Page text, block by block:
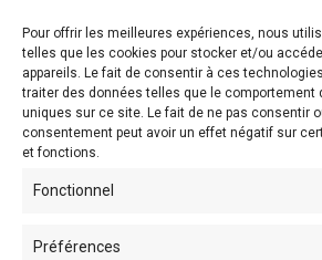
Pour offrir les meilleures expériences, nous
telles que les cookies pour stocker et/ou
appareils. Le fait de consentir à ces
traiter des données telles que le comportement
uniques sur ce site. Le fait de ne pas consentir
consentement peut avoir un effet négatif sur
et fonctions.
Fonctionnel
Préférences
Cazier et le
CINEMINE vous
l'histoire minière
travers le regard…